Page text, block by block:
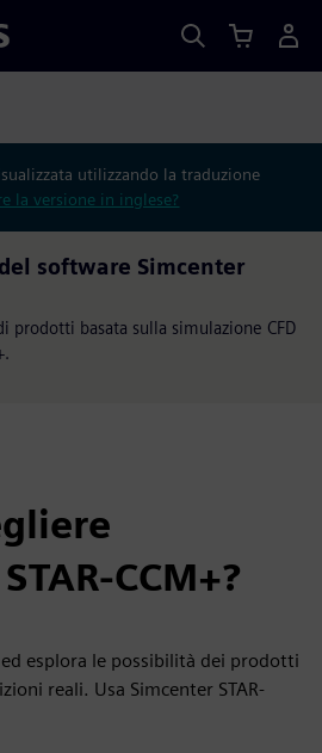
utilizzando la traduzione
la versione in inglese?
software Simcenter
prodotti basata sulla simulazione CFD
CCM+?
esplora le possibilità dei prodotti
reali. Usa Simcenter STAR-